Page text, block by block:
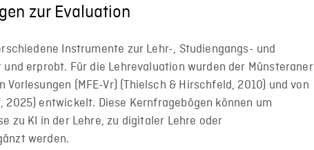
zur Evaluation
Instrumente zur Lehr-, Studiengangs- und
erprobt. Für die Lehrevaluation wurden der Münsteraner
Vorlesungen (MFE-Vr) (Thielsch & Hirschfeld, 2010) und von
2025) entwickelt. Diese Kernfragebögen können um
zu KI in der Lehre, zu digitaler Lehre oder
werden.